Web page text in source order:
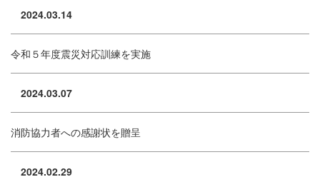
2024.03.14
令和５年度震災対応訓練を実施
2024.03.07
消防協力者への感謝状を贈呈
2024.02.29